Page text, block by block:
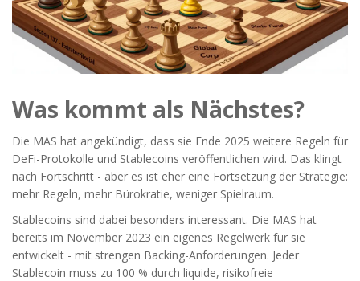
Was kommt als Nächstes?
Die MAS hat angekündigt, dass sie Ende 2025 weitere Regeln für
DeFi-Protokolle und Stablecoins veröffentlichen wird. Das klingt
nach Fortschritt - aber es ist eher eine Fortsetzung der Strategie:
mehr Regeln, mehr Bürokratie, weniger Spielraum.
Stablecoins sind dabei besonders interessant. Die MAS hat
bereits im November 2023 ein eigenes Regelwerk für sie
entwickelt - mit strengen Backing-Anforderungen. Jeder
Stablecoin muss zu 100 % durch liquide, risikofreie